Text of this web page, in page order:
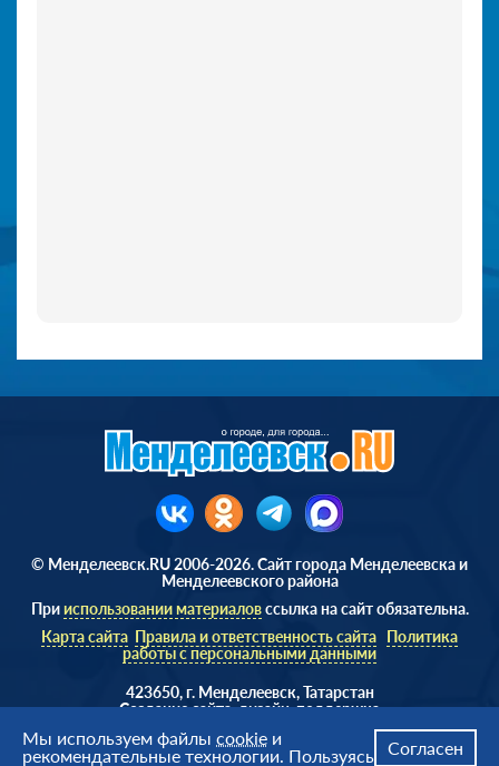
© Менделеевск.RU 2006-2026. Сайт города Менделеевска и
Менделеевского района
Прииспользовании материаловссылка на сайт обязательна.
Карта сайта Правила и ответственность сайта Политика
работы с персональными данными
423650, г. Менделеевск, Татарстан
Cоздание сайта, дизайн, поддержка
Мы используем файлы cookie и
рекомендательные технологии. Пользуясь
Согласен